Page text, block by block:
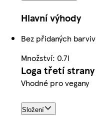
Hlavní výhody
Bez přidaných barviv
Množství: 0.7l
Loga třetí strany
Vhodné pro vegany
Složení